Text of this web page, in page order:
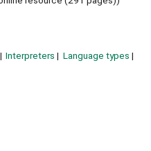
Interpreters
Language types